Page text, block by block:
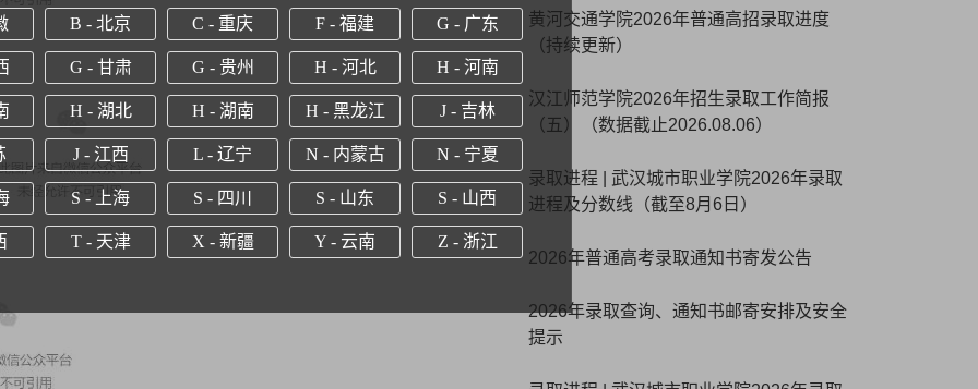
黄河交通学院2026年普通高招录取进度
（持续更新）
汉江师范学院2026年招生录取工作简报
（五）（数据截止2026.08.06）
录取进程 | 武汉城市职业学院2026年录取
进程及分数线（截至8月6日）
2026年普通高考录取通知书寄发公告
2026年录取查询、通知书邮寄安排及安全
提示
B - 北京 C - 重庆 F - 福建 G - 广东
G - 甘肃 G - 贵州 H - 河北 H - 河南
H - 湖北 H - 湖南 H - 黑龙江 J - 吉林
J - 江西 L - 辽宁 N - 内蒙古 N - 宁夏
S - 上海 S - 四川 S - 山东 S - 山西
T - 天津 X - 新疆 Y - 云南 Z - 浙江